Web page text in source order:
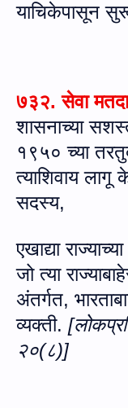
याचिकेपासून
७३२. सेवा
शासनाच्‍या
१९५० च्या
त्याशिवाय
सदस्य,
एखाद्या
जो त्या
अंतर्गत,
व्यक्ती.
२०(८)]